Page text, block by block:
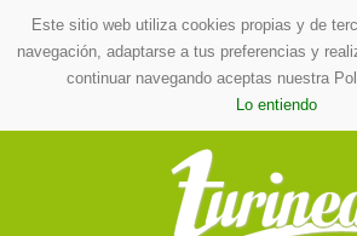
Este sitio web utiliza cookies propias y de
navegación, adaptarse a tus preferencias y
continuar navegando aceptas nuestra
Lo entiendo